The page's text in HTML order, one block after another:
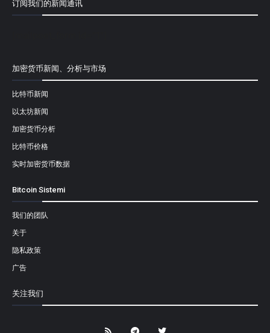
订阅我们的新闻通讯
加密货币新闻、分析与市场
比特币新闻
以太坊新闻
加密货币分析
比特币价格
实时加密货币数据
Bitcoin Sistemi
我们的团队
关于
隐私政策
广告
关注我们